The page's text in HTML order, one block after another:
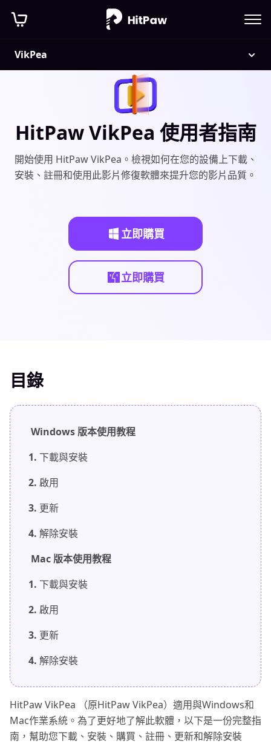
VikPea
HitPaw VikPea 使用者指南
開始使用 HitPaw VikPea。檢視如何在您的設備上下載、
安裝、註冊和使用此影片修復軟體來提升您的影片品質。
立即購買
立即購買
目錄
Windows 版本使用教程
1. 下載與安裝
2. 啟用
3. 更新
4. 解除安裝
Mac 版本使用教程
1. 下載與安裝
2. 啟用
3. 更新
4. 解除安裝
HitPaw VikPea （原HitPaw VikPea）適用與Windows和
Mac作業系統。為了更好地了解此軟體，以下是一份完整指
南，幫助您下載、安裝、購買、註冊、更新和解除安裝